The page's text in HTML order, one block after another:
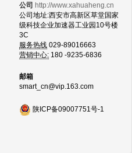
公司 http://www.xahuaheng.cn
公司地址:西安市高新区草堂国家
级科技企业加速器工业园10号楼
3C
服务热线 029-89016663
营销中心: 180 -9235-6836
邮箱
smart_cn@vip.163.com
陕ICP备09007751号-1